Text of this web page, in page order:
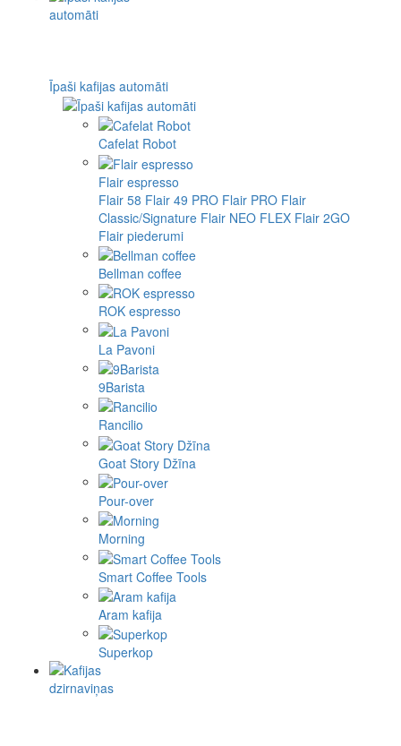
Īpaši kafijas automāti
Cafelat Robot
Flair espresso
Flair 58 Flair 49 PRO Flair PRO Flair
Classic/Signature Flair NEO FLEX Flair 2GO
Flair piederumi
Bellman coffee
ROK espresso
La Pavoni
9Barista
Rancilio
Goat Story Džīna
Pour-over
Morning
Smart Coffee Tools
Aram kafija
Superkop